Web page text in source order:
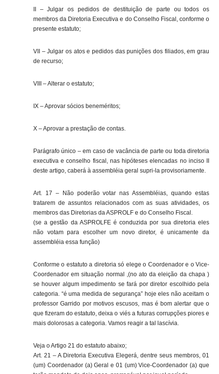
II – Julgar os pedidos de destituição de parte ou todos os
membros da Diretoria Executiva e do Conselho Fiscal, conforme o
presente estatuto;
VII – Julgar os atos e pedidos das punições dos filiados, em grau
de recurso;
VIII – Alterar o estatuto;
IX – Aprovar sócios beneméritos;
X – Aprovar a prestação de contas.
Parágrafo único – em caso de vacância de parte ou toda diretoria
executiva e conselho fiscal, nas hipóteses elencadas no inciso II
deste artigo, caberá à assembléia geral supri-la provisoriamente.
Art. 17 – Não poderão votar nas Assembléias, quando estas
tratarem de assuntos relacionados com as suas atividades, os
membros das Diretorias da ASPROLF e do Conselho Fiscal.
(se a gestão da ASPROLFE é conduzida por sua diretoria eles
não votam para escolher um novo diretor, é unicamente da
assembléia essa função)
Conforme o estatuto a diretoria só elege o Coordenador e o Vice-
Coordenador em situação normal ,(no ato da eleição da chapa )
se houver algum impedimento se fará por diretor escolhido pela
categoria. “é uma medida de segurança” hoje eles não aceitam o
professor Garrido por motivos escusos, mas é bom alertar que o
que fizeram do estatuto, deixa o viés a futuras corrupções piores e
mais dolorosas a categoria. Vamos reagir a tal lascívia.
Veja o Artigo 21 do estatuto abaixo;
Art. 21 – A Diretoria Executiva Elegerá, dentre seus membros, 01
(um) Coordenador (a) Geral e 01 (um) Vice-Coordenador (a) que